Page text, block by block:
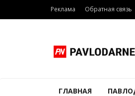
Реклама Обратная связь
ГЛАВНАЯ